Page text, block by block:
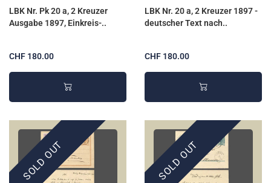
LBK Nr. Pk 20 a, 2 Kreuzer
Ausgabe 1897, Einkreis-..
CHF 180.00
LBK Nr. 20 a, 2 Kreuzer 1897 -
deutscher Text nach..
CHF 180.00
SOLD OUT SOLD OUT